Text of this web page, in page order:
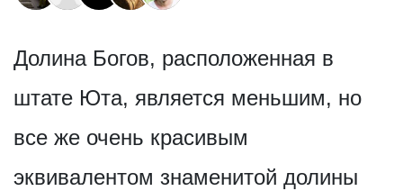
Долина Богов, расположенная в
штате Юта, является меньшим, но
все же очень красивым
эквивалентом знаменитой долины